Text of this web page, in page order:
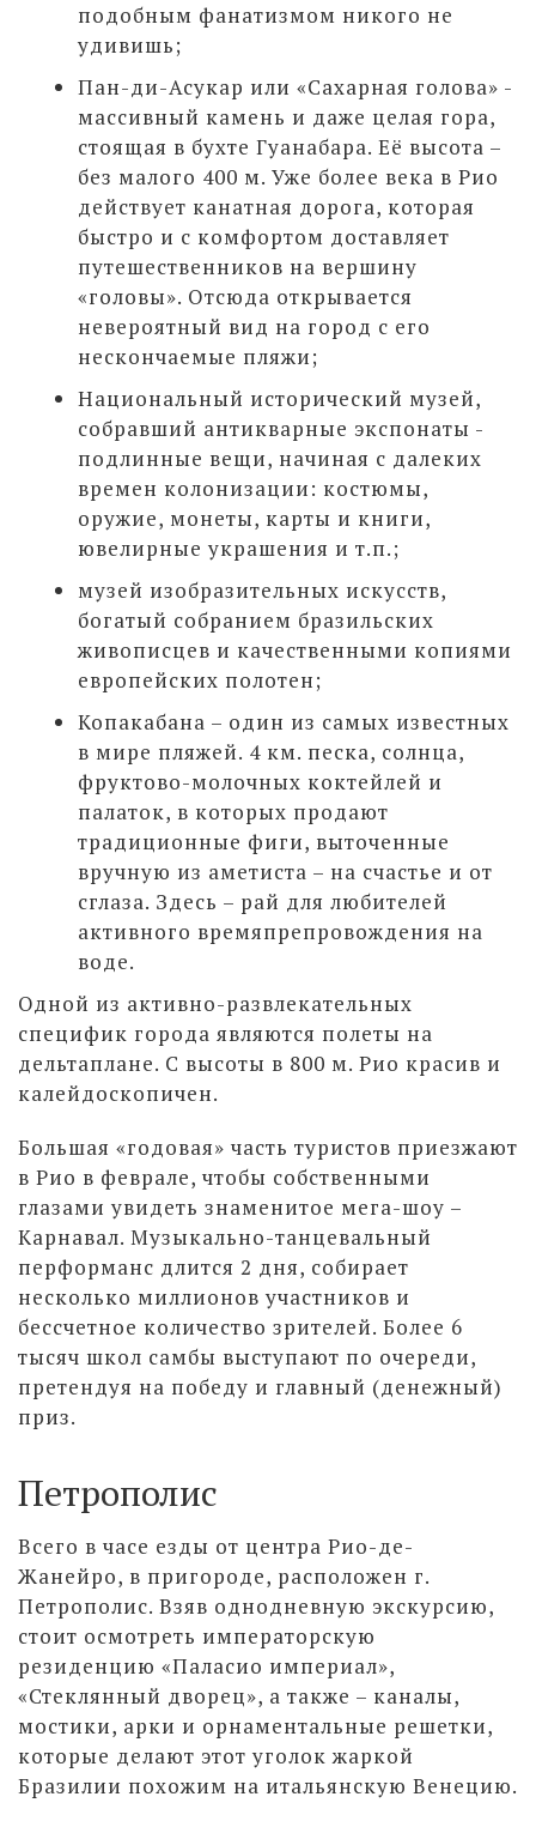
подобным фанатизмом никого не
удивишь;
Пан-ди-Асукар или «Сахарная голова» -
массивный камень и даже целая гора,
стоящая в бухте Гуанабара. Её высота –
без малого 400 м. Уже более века в Рио
действует канатная дорога, которая
быстро и с комфортом доставляет
путешественников на вершину
«головы». Отсюда открывается
невероятный вид на город с его
нескончаемые пляжи;
Национальный исторический музей,
собравший антикварные экспонаты -
подлинные вещи, начиная с далеких
времен колонизации: костюмы,
оружие, монеты, карты и книги,
ювелирные украшения и т.п.;
музей изобразительных искусств,
богатый собранием бразильских
живописцев и качественными копиями
европейских полотен;
Копакабана – один из самых известных
в мире пляжей. 4 км. песка, солнца,
фруктово-молочных коктейлей и
палаток, в которых продают
традиционные фиги, выточенные
вручную из аметиста – на счастье и от
сглаза. Здесь – рай для любителей
активного времяпрепровождения на
воде.
Одной из активно-развлекательных
специфик города являются полеты на
дельтаплане. С высоты в 800 м. Рио красив и
калейдоскопичен.
Большая «годовая» часть туристов приезжают
в Рио в феврале, чтобы собственными
глазами увидеть знаменитое мега-шоу –
Карнавал. Музыкально-танцевальный
перформанс длится 2 дня, собирает
несколько миллионов участников и
бессчетное количество зрителей. Более 6
тысяч школ самбы выступают по очереди,
претендуя на победу и главный (денежный)
приз.
Петрополис
Всего в часе езды от центра Рио-де-
Жанейро, в пригороде, расположен г.
Петрополис. Взяв однодневную экскурсию,
стоит осмотреть императорскую
резиденцию «Паласио империал»,
«Стеклянный дворец», а также – каналы,
мостики, арки и орнаментальные решетки,
которые делают этот уголок жаркой
Бразилии похожим на итальянскую Венецию.